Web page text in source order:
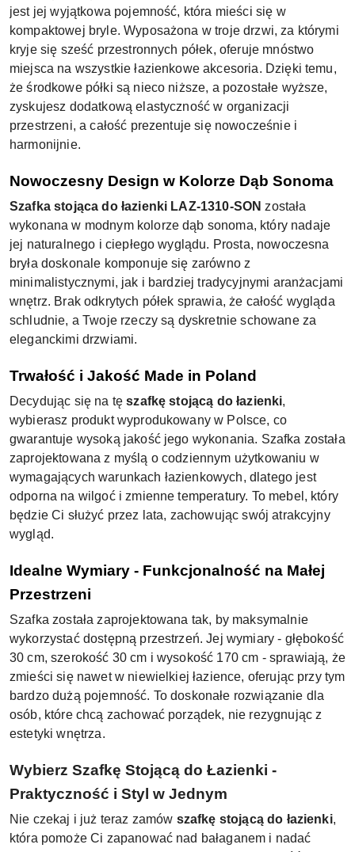
jest jej wyjątkowa pojemność, która mieści się w
kompaktowej bryle. Wyposażona w troje drzwi, za którymi
kryje się sześć przestronnych półek, oferuje mnóstwo
miejsca na wszystkie łazienkowe akcesoria. Dzięki temu,
że środkowe półki są nieco niższe, a pozostałe wyższe,
zyskujesz dodatkową elastyczność w organizacji
przestrzeni, a całość prezentuje się nowocześnie i
harmonijnie.
Nowoczesny Design w Kolorze Dąb Sonoma
Szafka stojąca do łazienki LAZ-1310-SONzostała
wykonana w modnym kolorze dąb sonoma, który nadaje
jej naturalnego i ciepłego wyglądu. Prosta, nowoczesna
bryła doskonale komponuje się zarówno z
minimalistycznymi, jak i bardziej tradycyjnymi aranżacjami
wnętrz. Brak odkrytych półek sprawia, że całość wygląda
schludnie, a Twoje rzeczy są dyskretnie schowane za
eleganckimi drzwiami.
Trwałość i Jakość Made in Poland
Decydując się na tęszafkę stojącą do łazienki,
wybierasz produkt wyprodukowany w Polsce, co
gwarantuje wysoką jakość jego wykonania. Szafka została
zaprojektowana z myślą o codziennym użytkowaniu w
wymagających warunkach łazienkowych, dlatego jest
odporna na wilgoć i zmienne temperatury. To mebel, który
będzie Ci służyć przez lata, zachowując swój atrakcyjny
wygląd.
Idealne Wymiary - Funkcjonalność na Małej
Przestrzeni
Szafka została zaprojektowana tak, by maksymalnie
wykorzystać dostępną przestrzeń. Jej wymiary - głębokość
30 cm, szerokość 30 cm i wysokość 170 cm - sprawiają, że
zmieści się nawet w niewielkiej łazience, oferując przy tym
bardzo dużą pojemność. To doskonałe rozwiązanie dla
osób, które chcą zachować porządek, nie rezygnując z
estetyki wnętrza.
Wybierz Szafkę Stojącą do Łazienki -
Praktyczność i Styl w Jednym
Nie czekaj i już teraz zamów szafkę stojącą do łazienki,
która pomoże Ci zapanować nad bałaganem i nadać